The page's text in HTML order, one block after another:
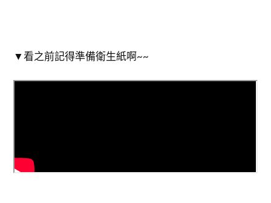
▼看之前記得準備衛生紙啊~~